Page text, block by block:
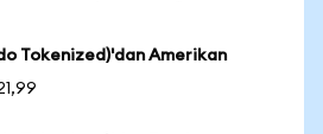
Tokenized)'dan Amerikan